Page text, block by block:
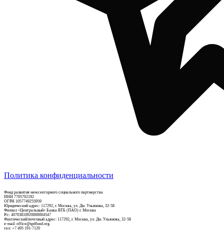
Политика конфиденциальности
Фонд развития межсекторного социального партнерства
ИНН 7705702192
ОГРН 1057749255959
Юридический адрес: 117292, г. Москва, ул. Дм. Ульянова, 32-58
Филиал «Центральный» Банка ВТБ (ПАО) г. Москва
Р/c: 40703810920000004547
Фактический/почтовый адрес: 117292, г. Москва, ул. Дм. Ульянова, 32-58
e-mail: office@spdfund.org
тел: +7 495 191-7120